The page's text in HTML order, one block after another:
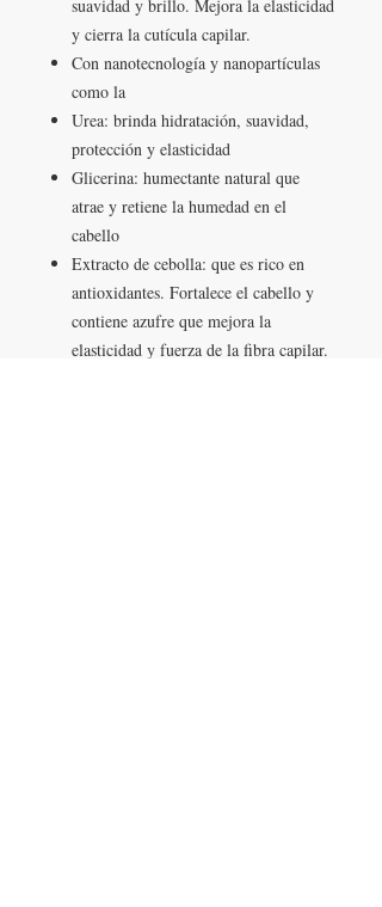
suavidad y brillo. Mejora la elasticidad
y cierra la cutícula capilar.
Con nanotecnología y nanopartículas
como la
Urea: brinda hidratación, suavidad,
protección y elasticidad
Glicerina: humectante natural que
atrae y retiene la humedad en el
cabello
Extracto de cebolla: que es rico en
antioxidantes. Fortalece el cabello y
contiene azufre que mejora la
elasticidad y fuerza de la fibra capilar.